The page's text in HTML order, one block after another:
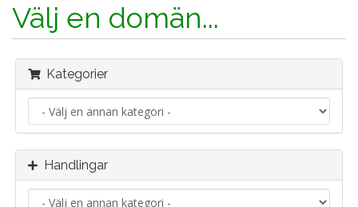
Välj en domän...
Kategorier
Handlingar